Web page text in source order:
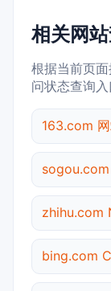
相关网
根据当前页
问状态查询入